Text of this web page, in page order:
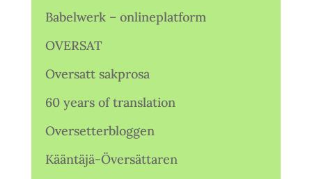
Babelwerk – onlineplatform
OVERSAT
Oversatt sakprosa
60 years of translation
Oversetterbloggen
Kääntäjä-Översättaren